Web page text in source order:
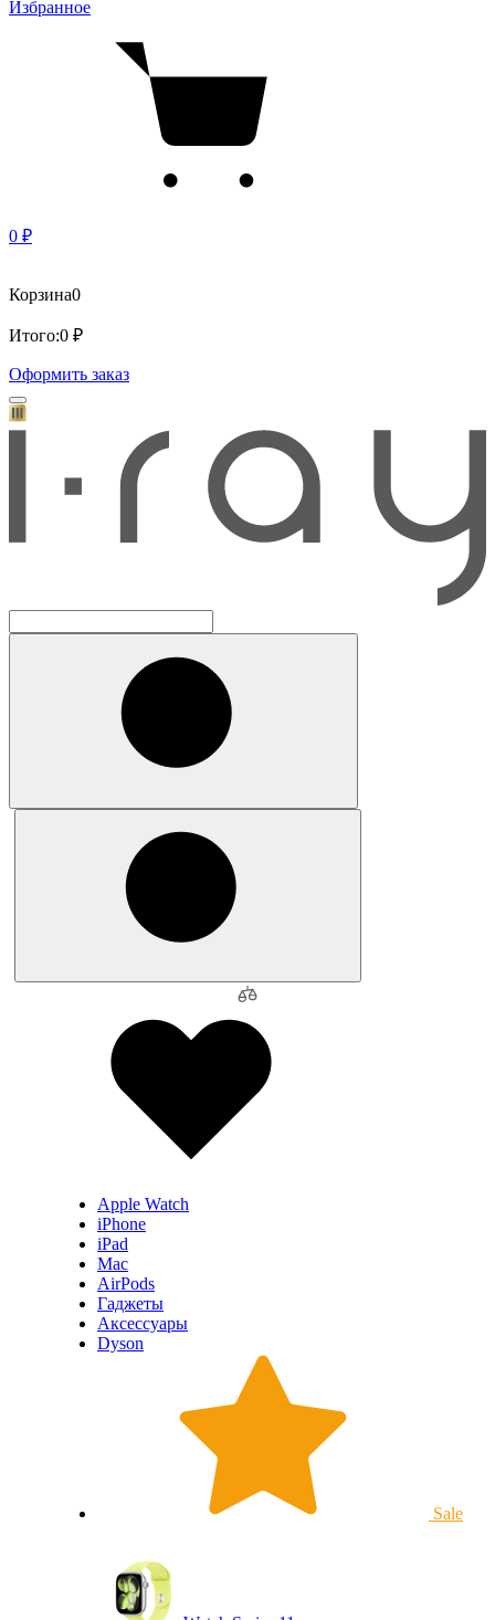
Избранное
0 ₽
Корзина0
Итого:0 ₽
Оформить заказ
Apple Watch
iPhone
iPad
Mac
AirPods
Гаджеты
Аксессуары
Dyson
Sale